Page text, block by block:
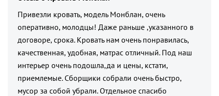
Привезли кровать, модель Монблан, очень
оперативно, молодцы! Даже раньше ,указанного в
договоре, срока. Кровать нам очень понравилась,
качественная, удобная, матрас отличный. Под наш
интерьер очень подошла,да и цены, кстати,
приемлемые. Сборщики собрали очень быстро,
мусор за собой убрали. Отдельное спасибо